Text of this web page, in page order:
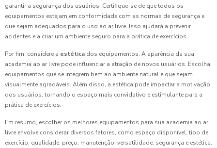
garantir a segurança dos usuários. Certifique-se de que todos os
equipamentos estejam em conformidade com as normas de segurança e
que sejam adequados para o uso ao ar livre. Isso ajudará a prevenir
acidentes e a criar um ambiente seguro para a prática de exercícios.
Por fim, considere a estética dos equipamentos. A aparência da sua
academia ao ar livre pode influenciar a atração de novos usuários. Escolha
equipamentos que se integrem bem ao ambiente natural e que sejam
visualmente agradáveis. Além disso, a estética pode impactar a motivação
dos usuários, tornando o espaço mais convidativo e estimulante para a
prática de exercícios.
Em resumo, escolher os melhores equipamentos para sua academia ao ar
livre envolve considerar diversos fatores, como espaço disponível, tipo de
exercício, qualidade, preço, manutenção, versatilidade, segurança e estética.